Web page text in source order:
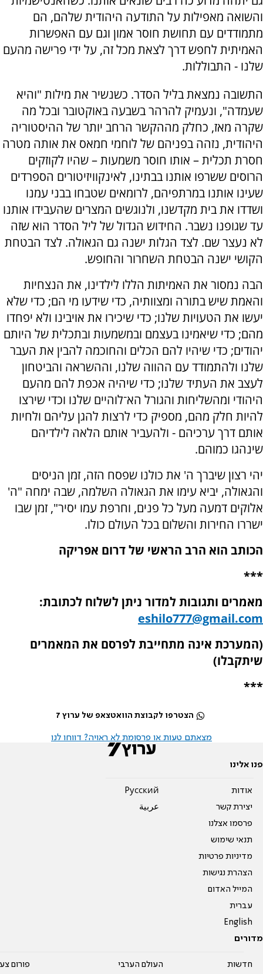
והשואה מאפילות על התודעה היהודית שלהם, הם
מתמודדים עם תחושת חוסר אמון וגם עם האפשרות
האמיתית לחפש דרך לצאת מכל זה, על ידי פרישה מהעם
שלנו - התבוללות.
התשובה נמצאת בליל הסדר. כשנשיר את מילות "והיא
שעמדה", ונעמיק להרהר בשבעה באוקטובר ובכל מה
שקרה מאז, כחלק מההקשר הרחב יותר של ההיסטוריה
היהודית, נזהה בפניהם של לוחמי חמאס את אותה מטרה
חסרת תכלית – אותו חוסר משמעות – שהיו לקוזקים
הרוסים ששרפו אותנו בבתינו, לאינקוויזיטורים הספרדים
שעינו אותנו במרתפיהם, לרומאים שטבחו בבני עמנו
ושדדו את בית מקדשנו, ולנוגשים המצרים שהעבידו אותנו
עד שגופנו נשבר. החידוש הגדול של ליל הסדר הוא שזה
לא נעצר שם. לצד הגלות ישנה גם הגאולה. לצד הבטחת
הקושי ישנה הבטחת השחרור והחופש.
הבה נמסור את האמיתות הללו לילדינו, את הנצחיות
והאמת שיש בתורה ומצוותיה, כדי שידעו מי הם; כדי שלא
יעשו את הטעויות שלנו; כדי שיכירו את אויבינו ולא יפחדו
מהם; כדי שיאמינו בעצמם ובמשמעות ובתכלית של היותם
יהודים; כדי שיהיו להם הכלים והחוכמה להבין את העבר
שלנו ולהתמודד עם ההווה שלנו, וההשראה והביטחון
לעצב את העתיד שלנו; כדי שיהיה אכפת להם מהעם
היהודי ומהשליחות והגורל הא־לוהיים שלנו וכדי שירצו
להיות חלק מהם, מספיק כדי לרצות להגן עליהם ולחיות
אותם דרך ערכיהם - ולהעביר אותם הלאה לילדיהם
שינהגו כמוהם.
יהי רצון שיברך ה' את כולנו שפסח הזה, זמן הניסים
והגאולה, יביא עימו את הגאולה השלמה, שבה ימחה "ה'
אלוקים דמעה מעל כל פנים, וחרפת עמו יסיר", זמן שבו
ישררו החירות והשלום בכל העולם כולו.
הכותב הוא הרב הראשי של דרום אפריקה
***
מאמרים ותגובות למדור ניתן לשלוח לכתובת:
eshilo777@gmail.com
(המערכת אינה מתחייבת לפרסם את המאמרים
שיתקבלו)
***
הצטרפו לקבוצת הוואטצאפ של ערוץ 7
מצאתם טעות או פרסומת לא ראויה? דווחו לנו
פנו אלינו
אודות
יצירת קשר
פרסמו אצלנו
תנאי שימוש
מדיניות פרטיות
הצהרת נגישות
המייל האדום
עברית
English
Pусский
عربية
מדורים
חדשות העולם הערבי פורום